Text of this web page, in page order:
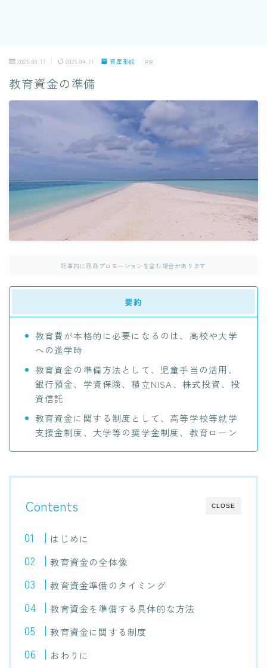
2025.08.17 2026.04.11 資産形成 PR
教育資金の準備
記事内に商品プロモーションを含む場合があります
要約
教育費が本格的に必要になるのは、高校や大学
への進学時
教育資金の準備方法として、児童手当の活用、
銀行預金、学資保険、積立NISA、株式投資、投
資信託
教育資金に関する制度として、高等学校等就学
支援金制度、大学等の奨学金制度、教育ローン
CLOSE
Contents
はじめに
教育資金の全体像
教育資金準備のタイミング
教育資金を準備する具体的な方法
教育資金に関する制度
おわりに